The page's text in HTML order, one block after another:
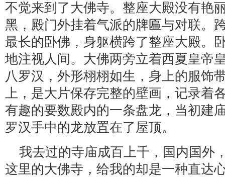
不觉来到了大佛寺。整座大殿没有艳
黑，殿门外挂着气派的牌匾与对联。
最长的卧佛，身躯横跨了整座大殿。
地注视人间。大佛两旁立着西夏皇帝
八罗汉，外形栩栩如生，身上的服饰
上，是大片保存完整的壁画，记录着
有趣的要数殿内的一条盘龙，当初建
罗汉手中的龙放置在了屋顶。
我去过的寺庙成百上千，国内国外
这里的大佛寺，给我的却是一种直达